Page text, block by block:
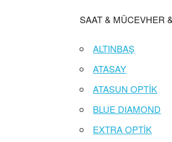
SAAT & MÜCEVHER
ALTINBAŞ
ATASAY
ATASUN OPTİK
BLUE DIAMOND
EXTRA OPTİK